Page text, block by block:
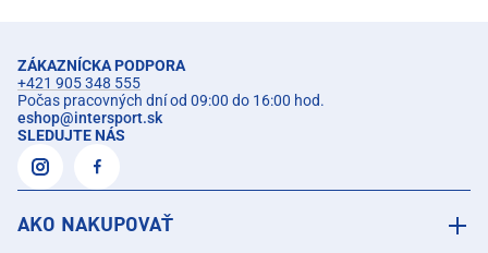
ZÁKAZNÍCKA PODPORA
+421 905 348 555
Počas pracovných dní od 09:00 do 16:00 hod.
eshop@intersport.sk
SLEDUJTE NÁS
AKO NAKUPOVAŤ